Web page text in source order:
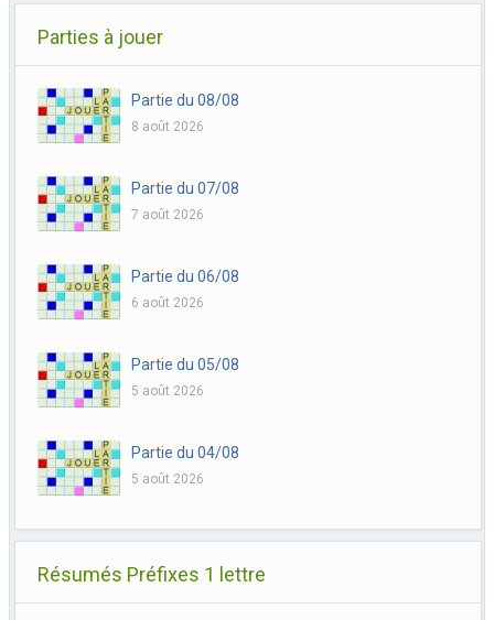
Parties à jouer
Partie du 08/08
8 août 2026
Partie du 07/08
7 août 2026
Partie du 06/08
6 août 2026
Partie du 05/08
5 août 2026
Partie du 04/08
5 août 2026
Résumés Préfixes 1 lettre